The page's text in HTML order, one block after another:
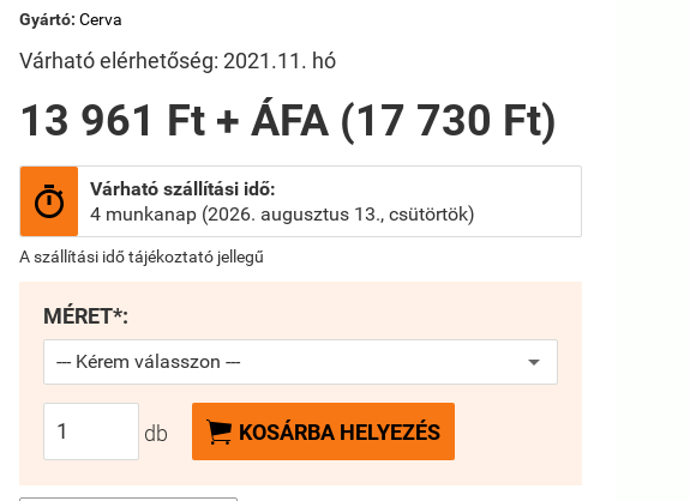
Gyártó:Cerva
Várható elérhetőség: 2021.11. hó
13 961 Ft + ÁFA (17 730 Ft)

Várható szállítási idő:
4 munkanap (2026. augusztus 13., csütörtök)
A szállítási idő tájékoztató jellegű
MÉRET*:
db  KOSÁRBA HELYEZÉS